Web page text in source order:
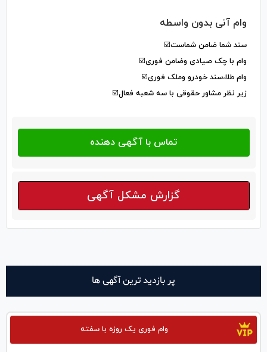
وام آنی بدون واسطه
سند شما ضامن شماست☑️
وام با چک صیادی وضامن فوری☑️
وام طلا،سند خودرو وملک فوری☑️
زیر نظر مشاور حقوقی با سه شعبه فعال☑️
گزارش مشکل آگهی
پر بازدید ترین آگهی ها
وام فوری یک روزه با سفته